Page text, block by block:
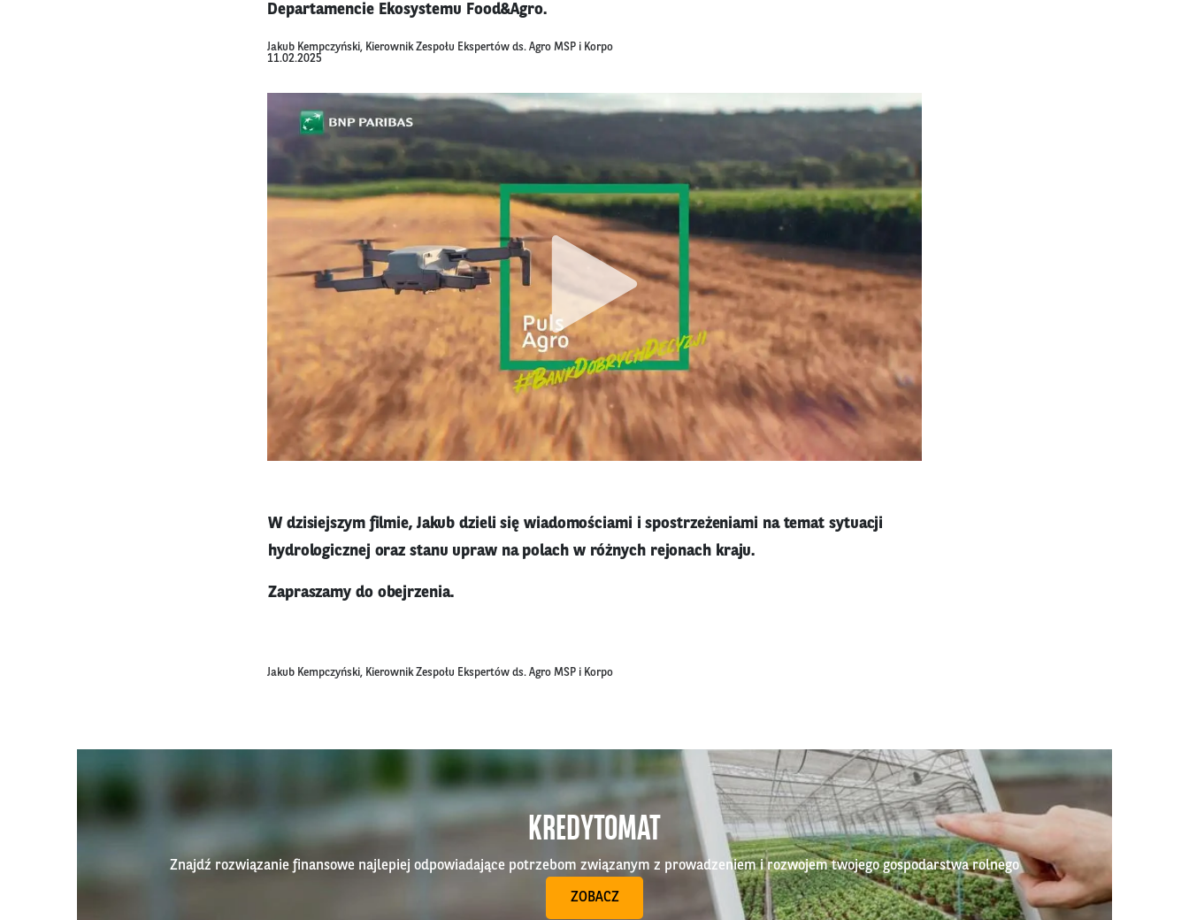
Departamencie Ekosystemu Food&Agro.
Jakub Kempczyński, Kierownik Zespołu Ekspertów ds. Agro MSP i Korpo
11.02.2025
W dzisiejszym filmie, Jakub dzieli się wiadomościami i spostrzeżeniami na temat sytuacji
hydrologicznej oraz stanu upraw na polach w różnych rejonach kraju.
Zapraszamy do obejrzenia.
Jakub Kempczyński, Kierownik Zespołu Ekspertów ds. Agro MSP i Korpo
KREDYTOMAT
Znajdź rozwiązanie finansowe najlepiej odpowiadające potrzebom związanym z prowadzeniem i rozwojem twojego gospodarstwa rolnego
ZOBACZ